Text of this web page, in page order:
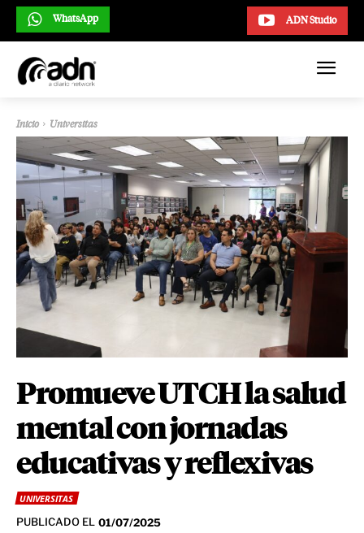
ADN Studio
WhatsApp
Inicio Universitas
Promueve UTCH la salud
mental con jornadas
educativas y reflexivas
UNIVERSITAS
PUBLICADO EL 01/07/2025